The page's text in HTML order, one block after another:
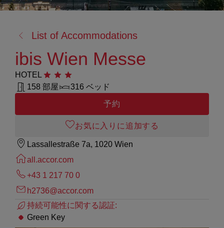
る:
List of Accommodations
ibis Wien Messe
HOTEL 星3つ
158 部屋
316 ベッド
予約
お気に入りに追加する
Lassallestraße 7a, 1020 Wien
all.accor.com
+43 1 217 70 0
h2736@accor.com
持続可能性に関する認証:
Green Key